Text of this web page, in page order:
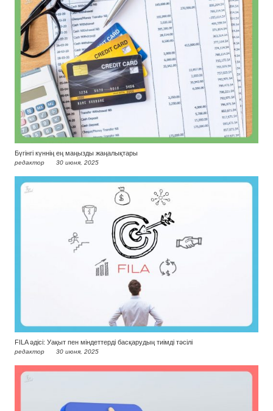
Бүгінгі күннің ең маңызды жаңалықтары
редактор 30 июня, 2025
FILA әдісі: Уақыт пен міндеттерді басқарудың тиімді тәсілі
редактор 30 июня, 2025